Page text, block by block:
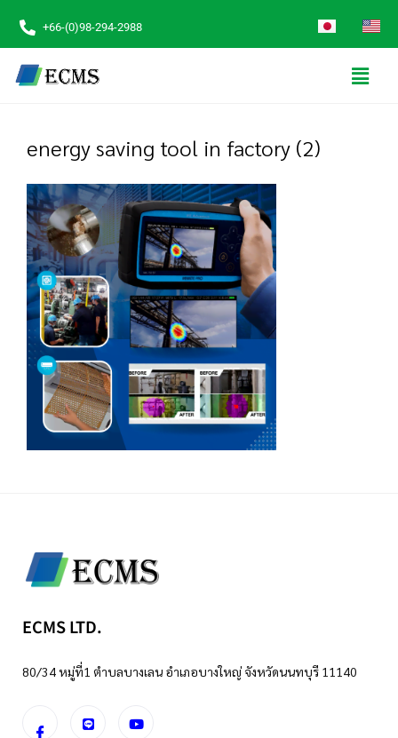
+66-(0)98-294-2988
energy saving tool in factory (2)
ECMS LTD.
80/34 หมู่ที่1 ตำบลบางเลน อำเภอบางใหญ่ จังหวัดนนทบุรี 11140